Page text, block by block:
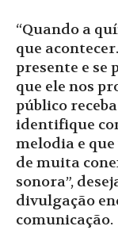
“Quando a
que
presente e
que ele nos
público
identifique
melodia e
de muita
sonora”,
divulgação
comunicação.